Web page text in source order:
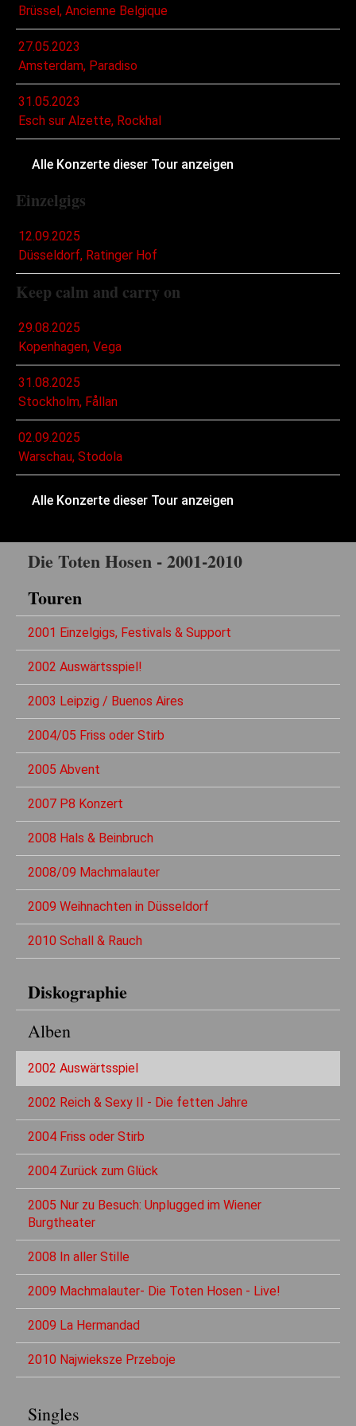
Brüssel, Ancienne Belgique
27.05.2023
Amsterdam, Paradiso
31.05.2023
Esch sur Alzette, Rockhal
Alle Konzerte dieser Tour anzeigen
Einzelgigs
12.09.2025
Düsseldorf, Ratinger Hof
Keep calm and carry on
29.08.2025
Kopenhagen, Vega
31.08.2025
Stockholm, Fållan
02.09.2025
Warschau, Stodola
Alle Konzerte dieser Tour anzeigen
Die Toten Hosen - 2001-2010
Touren
2001 Einzelgigs, Festivals & Support
2002 Auswärtsspiel!
2003 Leipzig / Buenos Aires
2004/05 Friss oder Stirb
2005 Abvent
2007 P8 Konzert
2008 Hals & Beinbruch
2008/09 Machmalauter
2009 Weihnachten in Düsseldorf
2010 Schall & Rauch
Diskographie
Alben
2002 Auswärtsspiel
2002 Reich & Sexy II - Die fetten Jahre
2004 Friss oder Stirb
2004 Zurück zum Glück
2005 Nur zu Besuch: Unplugged im Wiener
Burgtheater
2008 In aller Stille
2009 Machmalauter- Die Toten Hosen - Live!
2009 La Hermandad
2010 Najwieksze Przeboje
Singles